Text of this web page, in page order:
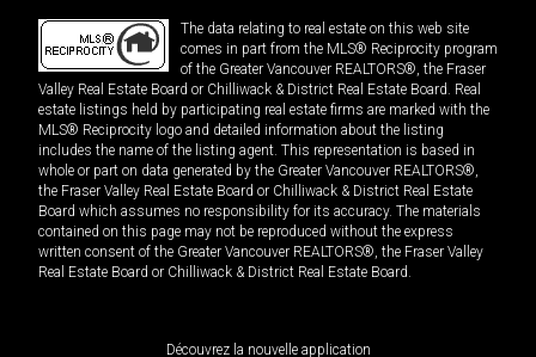
The data relating to real estate on this web site
comes in part from the MLS® Reciprocity program
of the Greater Vancouver REALTORS®, the Fraser
Valley Real Estate Board or Chilliwack & District Real Estate Board. Real
estate listings held by participating real estate firms are marked with the
MLS® Reciprocity logo and detailed information about the listing
includes the name of the listing agent. This representation is based in
whole or part on data generated by the Greater Vancouver REALTORS®,
the Fraser Valley Real Estate Board or Chilliwack & District Real Estate
Board which assumes no responsibility for its accuracy. The materials
contained on this page may not be reproduced without the express
written consent of the Greater Vancouver REALTORS®, the Fraser Valley
Real Estate Board or Chilliwack & District Real Estate Board.
Découvrez la nouvelle application